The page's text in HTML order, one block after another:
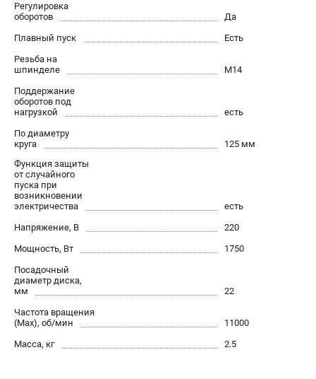
Контакты
О компании
Политика обработки персональных данных
Новости
Программа бонусов
Пользовательское соглашение
СЕТЕВОЙ ЭЛЕКТРОИНСТРУМЕНТ
Угловые шлифмашины (УШМ)
Перфораторы
Дрели
Лобзики
АККУМУЛЯТОРНЫЙ ИНСТРУМЕНТ
Регулировка
оборотов
Да
Плавный пуск
Есть
Резьба на
шпинделе
М14
Поддержание
оборотов под
нагрузкой
есть
По диаметру
круга
125 мм
Функция защиты
от случайного
пуска при
возникновении
электричества
есть
Напряжение, В
220
Мощность, Вт
1750
Посадочный
диаметр диска,
мм
22
Частота вращения
(Max), об/мин
11000
Масса, кг
2.5